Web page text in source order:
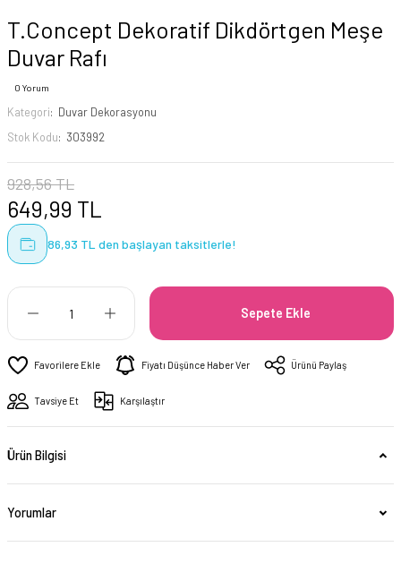
T.Concept Dekoratif Dikdörtgen Meşe
Duvar Rafı
0 Yorum
Kategori
Duvar Dekorasyonu
Stok Kodu
303992
928,56 TL
649,99 TL
86,93 TL den başlayan taksitlerle!
Sepete Ekle
Fiyatı Düşünce Haber Ver Ürünü Paylaş
Tavsiye Et Karşılaştır
Ürün Bilgisi
Yorumlar